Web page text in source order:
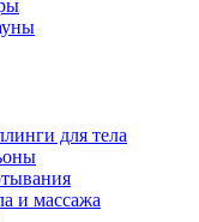
для тела
и массажа